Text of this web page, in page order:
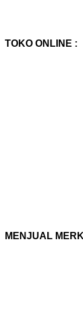
TOKO ONLINE :
MENJUAL